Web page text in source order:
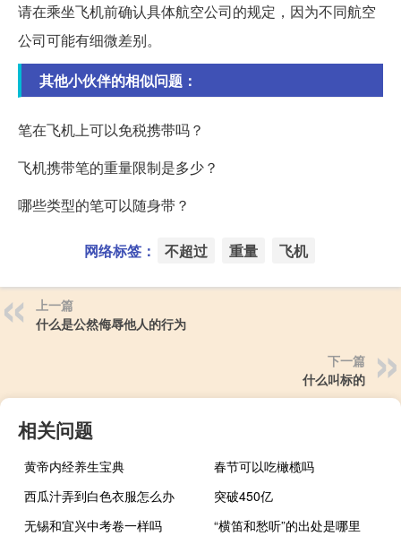
请在乘坐飞机前确认具体航空公司的规定，因为不同航空
公司可能有细微差别。
其他小伙伴的相似问题：
笔在飞机上可以免税携带吗？
飞机携带笔的重量限制是多少？
哪些类型的笔可以随身带？
网络标签： 不超过 重量 飞机
上一篇
什么是公然侮辱他人的行为
下一篇
什么叫标的
相关问题
黄帝内经养生宝典
春节可以吃橄榄吗
西瓜汁弄到白色衣服怎么办
突破450亿
无锡和宜兴中考卷一样吗
“横笛和愁听”的出处是哪里